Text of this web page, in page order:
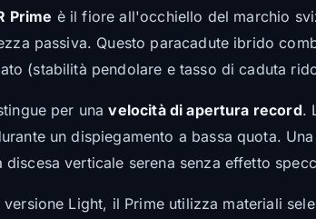
Prime è il fiore all'occhiello del marchio
passiva. Questo paracadute ibrido
(stabilità pendolare e tasso di caduta
per unavelocità di apertura record.
un dispiegamento a bassa quota.
discesa verticale serena senza effetto
Light, il Prime utilizza materiali